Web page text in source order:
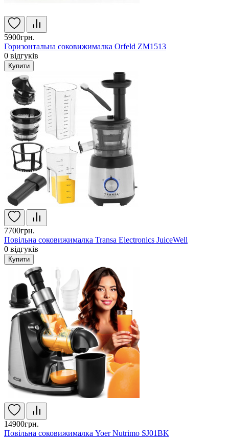
5900грн.
Горизонтальна соковижималка Orfeld ZM1513
0 відгуків
Купити
7700грн.
Повільна соковижималка Transa Electronics JuiceWell
0 відгуків
Купити
14900грн.
Повільна соковижималка Yoer Nutrimo SJ01BK